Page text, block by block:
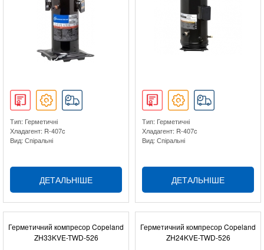
Тип: Герметичні
Хладагент: R-407c
Вид: Спіральні
ДЕТАЛЬНІШЕ
Тип: Герметичні
Хладагент: R-407c
Вид: Спіральні
ДЕТАЛЬНІШЕ
Герметичний компресор Copeland
ZH33KVE-TWD-526
Герметичний компресор Copeland
ZH24KVE-TWD-526